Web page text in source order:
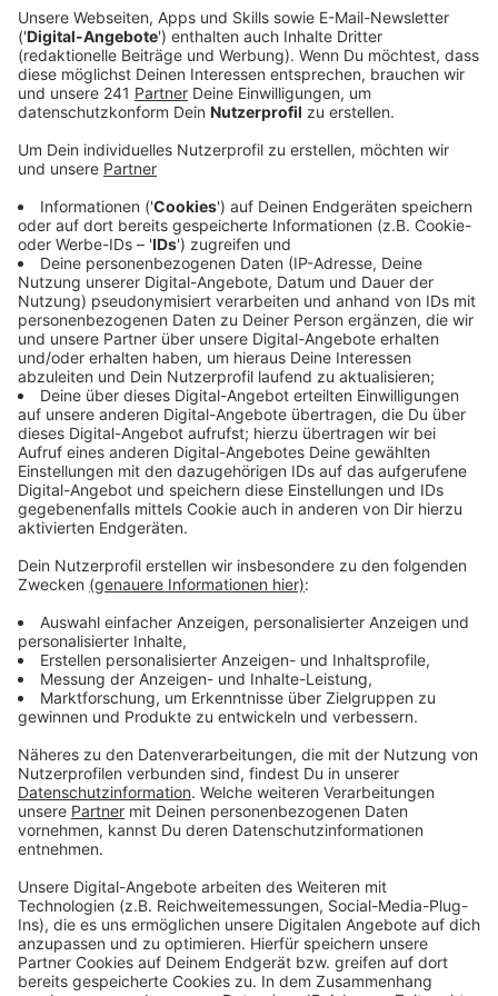
Anzeige
Der irische Sänger Dermot Kennedy veröffentlicht
seine neue Single "Kiss Me" aus dem kommenden
zweiten Studioalbum "Sonder", welches am 4.
November erscheinen soll. "Kiss Me" hat Dermot
zusammen mit Dan Smith (verantwortlich für Bastille),
KOZ (Kendrick Lamar, Dua Lipa) und Steve Mac (Pink,
Ed Sheeran) geschrieben. Produziert wurde der Song
von Mac und KOZ. Dermot wurden bereits 4 Gold-
Auszeichnungen der deutschen Single Charts verliehen
- für folgende Songs: "Power Over Me", "Giants",
"Outnumbered" und "Meduza’s Paradise" feat. Dermot
Kennedy.
Hier könnt ihr euch "Kiss Me" in voller Länge anhören.
Anzeige
Wir benötigen Ihre
Zustimmung, um den YouTube
Video-Service zu laden!
Wir verwenden einen Service eines
Drittanbieters, um Videoinhalte
Daten zu Ihren Aktivitäten
sammeln. Bitte lesen Sie die
Details durch und stimmen Sie der
Nutzung des Service zu, um dieses
Mehr Informationen
Akzeptieren
Die neue Single von Dermot Kennedy - "Kiss Me".
Anzeige